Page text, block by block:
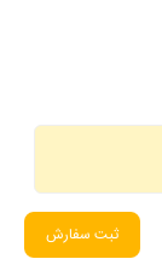
ثبت سفارش